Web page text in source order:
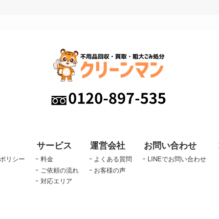
リシー
サービス
料金
ご依頼の流れ
対応エリア
運営会社
よくある質問
お客様の声
お問い合わせ
LINEでお問い合わせ